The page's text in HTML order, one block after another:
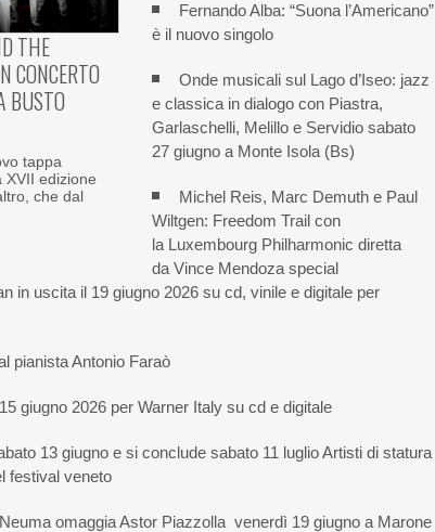
THE
CONCERTO
BUSTO
tappa
XVII edizione
che dal
Fernando Alba: “Suona l’Americano”
è il nuovo singolo
Onde musicali sul Lago d’Iseo: jazz
e classica in dialogo con Piastra,
Garlaschelli, Melillo e Servidio sabato
27 giugno a Monte Isola (Bs)
Michel Reis, Marc Demuth e Paul
Wiltgen: Freedom Trail con
la Luxembourg Philharmonic diretta
da Vince Mendoza special
in uscita il 19 giugno 2026 su cd, vinile e digitale per
pianista Antonio Faraò
giugno 2026 per Warner Italy su cd e digitale
13 giugno e si conclude sabato 11 luglio Artisti di statura
festival veneto
omaggia Astor Piazzolla venerdì 19 giugno a Marone